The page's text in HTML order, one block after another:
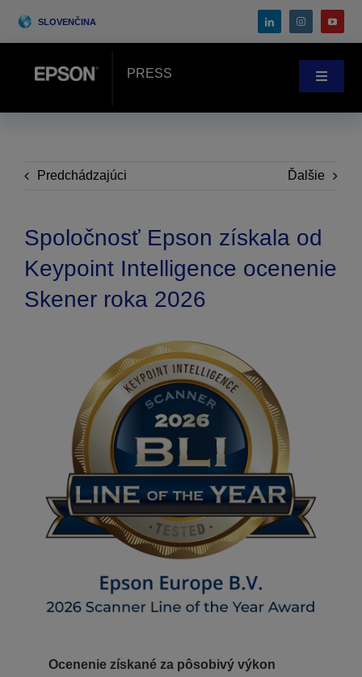
SLOVENČINA
PRESS
Toggle
Prípadové štúdie
Podujatia
Predchádzajúci Ďalšie
Spoločnosť Epson získala od
Keypoint Intelligence ocenenie
Skener roka 2026
Ocenenie získané za pôsobivý výkon